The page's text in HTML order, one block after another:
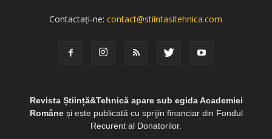
Contactați-ne:contact@stiintasitehnica.com
Revista Știință&Tehnică apare sub egida Academiei
Româneși este publicată cu sprijin financiar din Fondul
Recurent al Donatorilor.